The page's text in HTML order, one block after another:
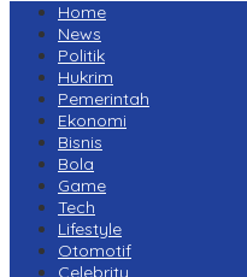
Home
News
Politik
Hukrim
Pemerintah
Ekonomi
Bisnis
Bola
Game
Tech
Lifestyle
Otomotif
Celebrity